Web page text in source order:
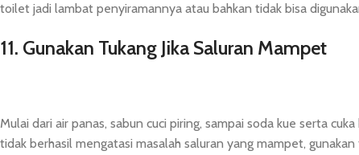
toilet jadi lambat penyiramannya atau bahkan tidak bisa
11. Gunakan Tukang Jika Saluran Mampet
Mulai dari air panas, sabun cuci piring, sampai soda kue serta
tidak berhasil mengatasi masalah saluran yang mampet,